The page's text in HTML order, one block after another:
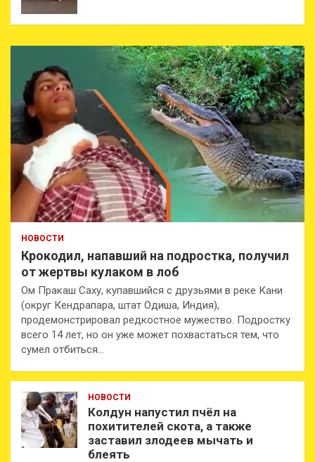
НОВОСТИ
Крокодил, напавший на подростка, получил
от жертвы кулаком в лоб
Ом Пракаш Саху, купавшийся с друзьями в реке Кани
(округ Кендрапара, штат Одиша, Индия),
продемонстрировал редкостное мужество. Подростку
всего 14 лет, но он уже может похвастаться тем, что
сумел отбиться…
НОВОСТИ
Колдун напустил пчёл на
похитителей скота, а также
заставил злодеев мычать и
блеять